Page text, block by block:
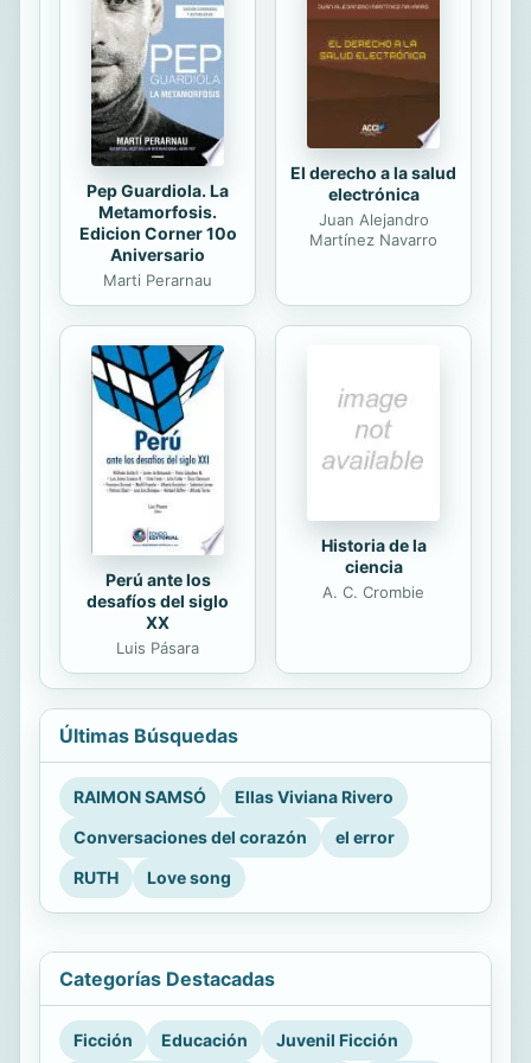
con metas específicas de
alimentación dedicada a la niñez, la
mujer lactante o personas de la
tercera edad, tienen ya una profunda
Pep Guardiola. La
Metamorfosis.
Edicion Corner 10o
Aniversario
Marti Perarnau
El derecho a la salud
electrónica
Juan Alejandro
Martínez Navarro
Perú ante los
desafíos del siglo
XX
Luis Pásara
Historia de la
ciencia
A. C. Crombie
Últimas Búsquedas
RAIMON SAMSÓ
Ellas Viviana Rivero
Conversaciones del corazón
el error
RUTH
Love song
Categorías Destacadas
Ficción Educación Juvenil Ficción